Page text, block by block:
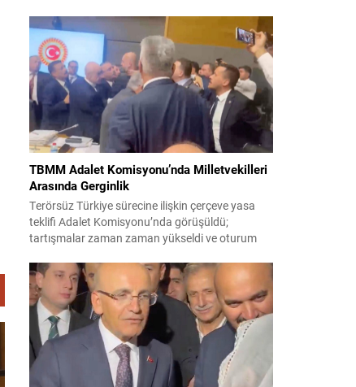
alındığını bildirirken saldırıyı kınadı ve Tahran’ı
korsanlıkla suçladı. WAM ajansının aktardığı ilk
açıklamada, ADNOC’a ait bir geminin sabah
saatlerinde hedef alındığı belirtildi; ilerleyen
dakikalarda ise BAE...
TBMM Adalet Komisyonu’nda Milletvekilleri
Arasında Gerginlik
Terörsüz Türkiye sürecine ilişkin çerçeve yasa
teklifi Adalet Komisyonu’nda görüşüldü;
tartışmalar zaman zaman yükseldi ve oturum
çalışmalarında kimi milletvekilleri arasında sözlü
gerilim yaşandı, daha sonra fiziksel arbede çıktı.
Görüşme sırasında İyi Parti ile MHP milletvekilleri
arasında söz düellosu başladı; taraflar birbirlerini
sert ifadelerle eleştirdi. Tartışma...